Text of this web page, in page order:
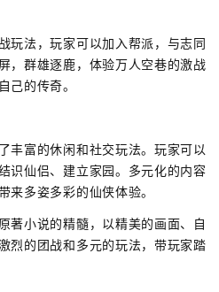
玩法，玩家可以加入帮派，与志同
，群雄逐鹿，体验万人空巷的激战
己的传奇。
丰富的休闲和社交玩法。玩家可以
识仙侣、建立家园。多元化的内容
来多姿多彩的仙侠体验。
著小说的精髓，以精美的画面、自
烈的团战和多元的玩法，带玩家踏